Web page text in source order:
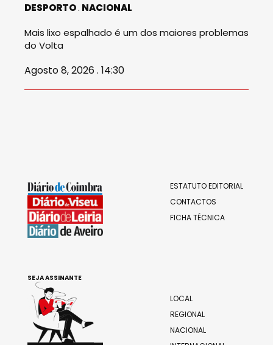
DESPORTO NACIONAL
Mais lixo espalhado é um dos maiores problemas
do Volta
Agosto 8, 2026 . 14:30
ESTATUTO EDITORIAL
CONTACTOS
FICHA TÉCNICA
LOCAL
REGIONAL
NACIONAL
SEJA ASSINANTE